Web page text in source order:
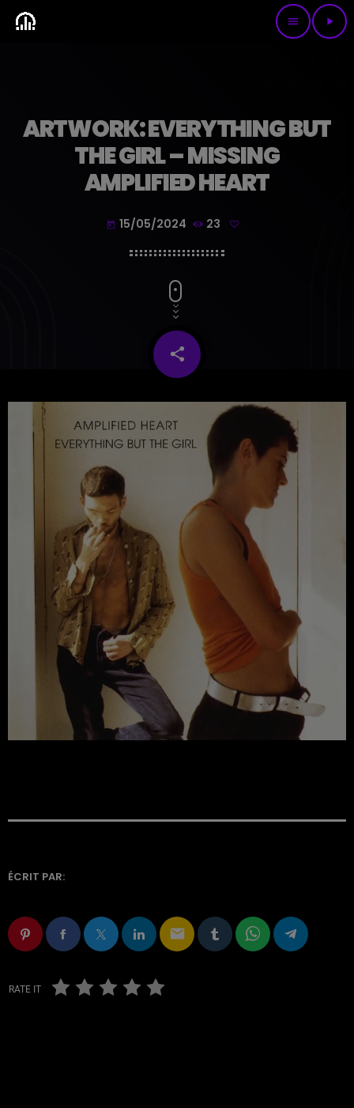
menu play_arrow
ARTWORK: EVERYTHING BUT
THE GIRL – MISSING
AMPLIFIED HEART
today 15/05/2024 23
share
email
ÉCRIT PAR:
email
RATE IT